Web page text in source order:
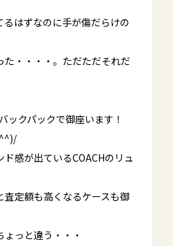
はずなのに手が傷だらけの
た・・・・。ただただそれだ
ックパックで御座います！
感が出ているCOACHのリュ
査定額も高くなるケースも御
っと違う・・・